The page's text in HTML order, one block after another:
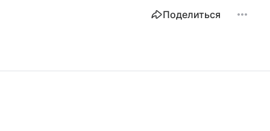
Поделиться